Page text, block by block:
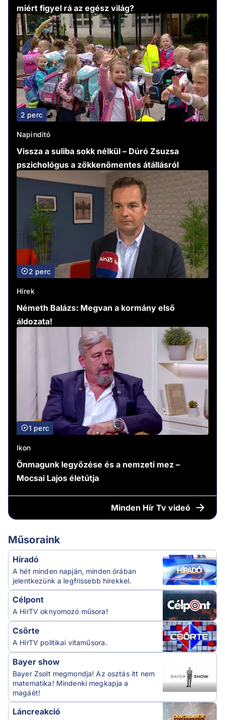
miért figyel rá az egész világ?
2 perc
Napindító
Vissza a suliba sokk nélkül – Dúró Zsuzsa
pszichológus a zökkenőmentes átállásról
2 perc
Hírek
Németh Balázs: Megvan a kormány első
áldozata!
1 perc
Ikon
Önmagunk legyőzése és a nemzeti mez –
Mocsai Lajos életútja
Minden Hír Tv videó
Műsoraink
Híradó
A hét minden napján, minden órában
jelentkezünk a legfrissebb hírekkel.
Célpont
A HírTV oknyomozó műsora!
Csörte
A HírTV politikai vitaműsora.
Bayer show
Bayer Zsolt megmondja! Az osztás itt nem
matematika! Mindenki megkapja a
magáét!
Láncreakció